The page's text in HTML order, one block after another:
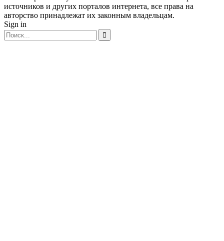
источников и других порталов интернета, все права на
авторство принадлежат их законным владельцам.
Sign in